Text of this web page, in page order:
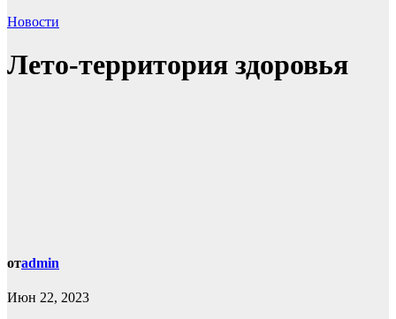
Новости
Лето-территория здоровья
отadmin
Июн 22, 2023